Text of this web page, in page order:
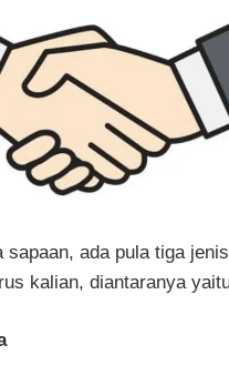
sapaan, ada pula tiga
kalian, diantaranya